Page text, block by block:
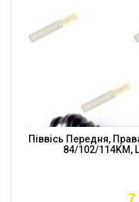
Піввісь Передня,
84/102/114KM,
7